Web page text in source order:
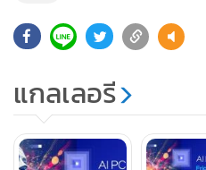
นอกจากนี้ ยังสามารถเข้าถึงชุด
แกลเลอรี